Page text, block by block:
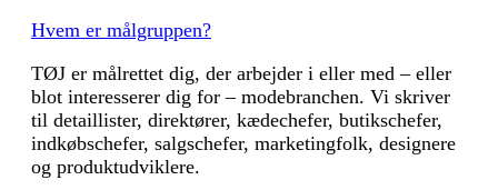
Hvem er målgruppen?
TØJ er målrettet dig, der arbejder i eller med – eller
blot interesserer dig for – modebranchen. Vi skriver
til detaillister, direktører, kædechefer, butikschefer,
indkøbschefer, salgschefer, marketingfolk, designere
og produktudviklere.